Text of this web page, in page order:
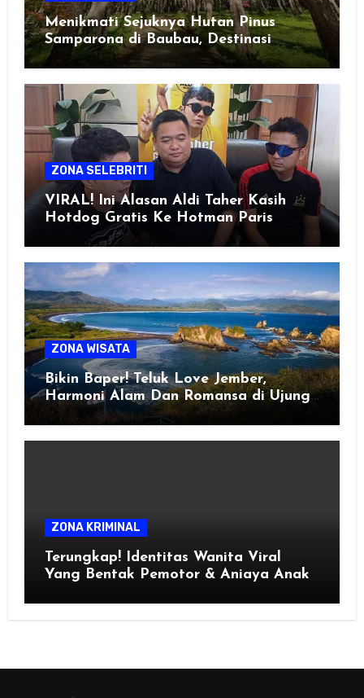
Menikmati Sejuknya Hutan Pinus
Samparona di Baubau, Destinasi
Healing Favorit!
ZONA SELEBRITI
VIRAL! Ini Alasan Aldi Taher Kasih
Hotdog Gratis Ke Hotman Paris
ZONA WISATA
Bikin Baper! Teluk Love Jember,
Harmoni Alam Dan Romansa di Ujung
Selatan Jawa
ZONA KRIMINAL
Terungkap! Identitas Wanita Viral
Yang Bentak Pemotor & Aniaya Anak